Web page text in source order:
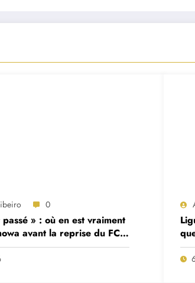
0
» : où en est vraiment
avant la reprise du FC